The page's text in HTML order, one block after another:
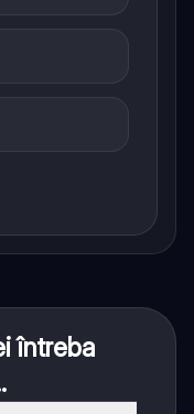
întreba